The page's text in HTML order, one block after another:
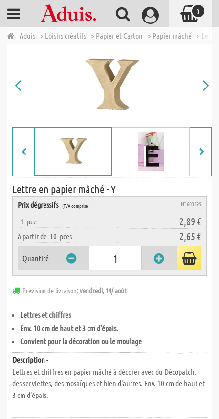
Aduis > Loisirs créatifs > Papier et Carton > Papier mâché >
Lettre en papier mâché - Y
Prix dégressifs (TVA comprise) N° 603595
1 pce 2,89 €
à partir de 10 pces 2,65 €
Quantité
Prévision de livraison:vendredi, 14/ août
Lettres et chiffres
Env. 10 cm de haut et 3 cm d'épais.
Convient pour la décoration ou le moulage
Description -
Lettres et chiffres en papier mâché à décorer avec du Décopatch,
des serviettes, des mosaïques et bien d'autres. Env. 10 cm de haut et
3 cm d'épais.
0